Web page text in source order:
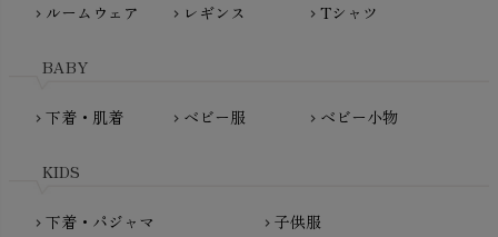
Haruulala（ハルウララ）
PeopleTree（ピープルツリー）
PRISTINE（プリスティン）
fromF（フロムエフ）
maggies（マギーズ）
MATONA（マトナ）
mini rodini（ミニロディーニ）
My Little Cozmo（マイリトルコズモ）
chevron_right ルームウェア chevron_right レギンス chevron_rightTシャツ
BABY
chevron_right 下着・肌着 chevron_right ベビー服 chevron_right ベビー小物
KIDS
chevron_right 下着・パジャマ chevron_right 子供服